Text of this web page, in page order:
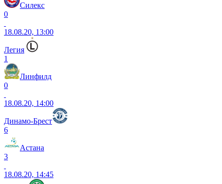
Силекс
0
18.08.20, 13:00
Легия
1
Линфилд
0
18.08.20, 14:00
Динамо-Брест
6
Астана
3
18.08.20, 14:45